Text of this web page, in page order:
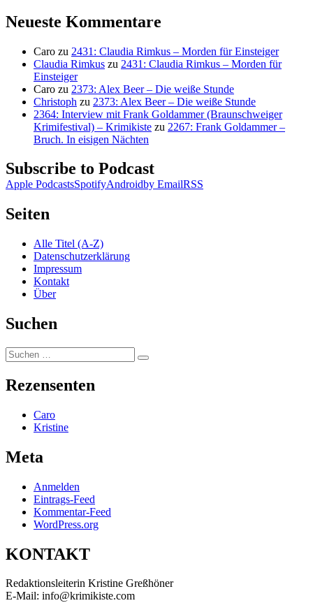
Neueste Kommentare
Caro zu 2431: Claudia Rimkus – Morden für Einsteiger
Claudia Rimkus zu 2431: Claudia Rimkus – Morden für
Einsteiger
Caro zu 2373: Alex Beer – Die weiße Stunde
Christoph zu 2373: Alex Beer – Die weiße Stunde
2364: Interview mit Frank Goldammer (Braunschweiger
Krimifestival) – Krimikiste zu 2267: Frank Goldammer –
Bruch. In eisigen Nächten
Subscribe to Podcast
Apple PodcastsSpotifyAndroidby EmailRSS
Seiten
Alle Titel (A-Z)
Datenschutzerklärung
Impressum
Kontakt
Über
Suchen
Suchen
nach:
Suchen
Rezensenten
Caro
Kristine
Meta
Anmelden
Eintrags-Feed
Kommentar-Feed
WordPress.org
KONTAKT
Redaktionsleiterin Kristine Greßhöner
E-Mail: info@krimikiste.com